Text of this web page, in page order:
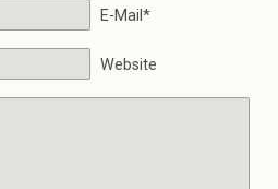
E-Mail*
Website